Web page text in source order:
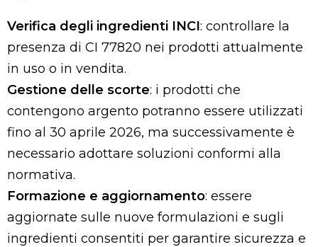
Verifica degli ingredienti INCI: controllare la
presenza di CI 77820 nei prodotti attualmente
in uso o in vendita.
Gestione delle scorte: i prodotti che
contengono argento potranno essere utilizzati
fino al 30 aprile 2026, ma successivamente è
necessario adottare soluzioni conformi alla
normativa.
Formazione e aggiornamento: essere
aggiornate sulle nuove formulazioni e sugli
ingredienti consentiti per garantire sicurezza e